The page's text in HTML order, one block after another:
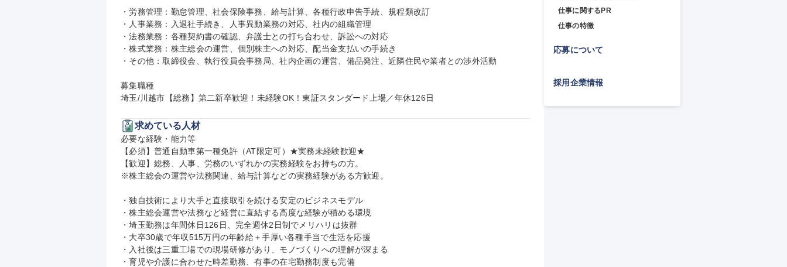
・労務管理：勤怠管理、社会保険事務、給与計算、各種行政申告手続、規程類改訂
・人事業務：入退社手続き、人事異動業務の対応、社内の組織管理
・法務業務：各種契約書の確認、弁護士との打ち合わせ、訴訟への対応
・株式業務：株主総会の運営、個別株主への対応、配当金支払いの手続き
・その他：取締役会、執行役員会事務局、社内企画の運営、備品発注、近隣住民や業者との渉外活動
募集職種
埼玉/川越市【総務】第二新卒歓迎！未経験OK！東証スタンダード上場／年休126日
求めている人材
必要な経験・能力等
【必須】普通自動車第一種免許（AT限定可）★実務未経験歓迎★
【歓迎】総務、人事、労務のいずれかの実務経験をお持ちの方。
※株主総会の運営や法務関連、給与計算などの実務経験がある方歓迎。
・独自技術により大手と直接取引を続ける安定のビジネスモデル
・株主総会運営や法務など経営に直結する高度な経験が積める環境
・埼玉勤務は年間休日126日、完全週休2日制でメリハリは抜群
・大卒30歳で年収515万円の年齢給＋手厚い各種手当で生活を応援
・入社後は三重工場での現場研修があり、モノづくりへの理解が深まる
・育児や介護に合わせた時差勤務、有事の在宅勤務制度も完備
仕事に関するPR
仕事の特徴
応募について
採用企業情報